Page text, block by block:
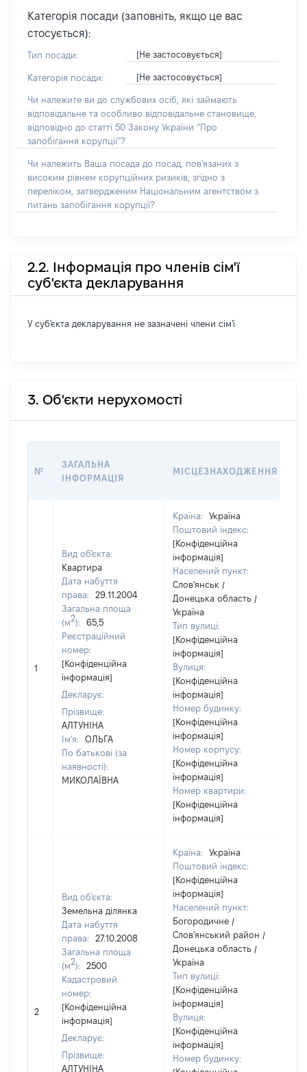
Категорія посади (заповніть, якщо це вас
стосується):
Тип посади: [Не застосовується]
Категорія посади: [Не застосовується]
Чи належите ви до службових осіб, які займають
відповідальне та особливо відповідальне становище,
відповідно до статті 50 Закону України “Про
запобігання корупції”?
Чи належить Ваша посада до посад, пов'язаних з
високим рівнем корупційних ризиків, згідно з
переліком, затвердженим Національним агентством з
питань запобігання корупції?
2.2. Інформація про членів сім'ї
суб'єкта декларування
У суб'єкта декларування не зазначені члени сім'ї
3. Об'єкти нерухомості
№
ЗАГАЛЬНА
ІНФОРМАЦІЯ
МІСЦЕЗНАХОДЖЕННЯ
1
Вид об'єкта:
Квартира
Дата набуття
права:
29.11.2004
Загальна площа
(м2):
65,5
Реєстраційний
номер:
[Конфіденційна
інформація]
Декларує:
Прізвище:
АЛТУНІНА
Ім'я:
ОЛЬГА
По батькові (за
наявності):
МИКОЛАЇВНА
Країна:
Україна
Поштовий індекс:
[Конфіденційна
інформація]
Населений пункт:
Слов'янськ /
Донецька область /
Україна
Тип вулиці:
[Конфіденційна
інформація]
Вулиця:
[Конфіденційна
інформація]
Номер будинку:
[Конфіденційна
інформація]
Номер корпусу:
[Конфіденційна
інформація]
Номер квартири:
[Конфіденційна
інформація]
2
Вид об'єкта:
Земельна ділянка
Дата набуття
права:
27.10.2008
Загальна площа
(м2):
2500
Кадастровий
номер:
[Конфіденційна
інформація]
Декларує:
Прізвище:
АЛТУНІНА
Країна:
Україна
Поштовий індекс:
[Конфіденційна
інформація]
Населений пункт:
Богородичне /
Слов'янський район /
Донецька область /
Україна
Тип вулиці:
[Конфіденційна
інформація]
Вулиця:
[Конфіденційна
інформація]
Номер будинку: